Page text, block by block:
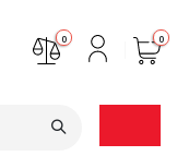
0
0